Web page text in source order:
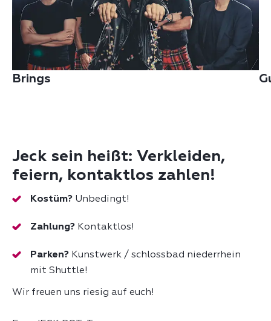
Brings
Jeck sein heißt: Verkleiden,
feiern, kontaktlos zahlen!
Kostüm? Unbedingt!
Zahlung? Kontaktlos!
Parken? Kunstwerk / schlossbad niederrhein
mit Shuttle!
Wir freuen uns riesig auf euch!